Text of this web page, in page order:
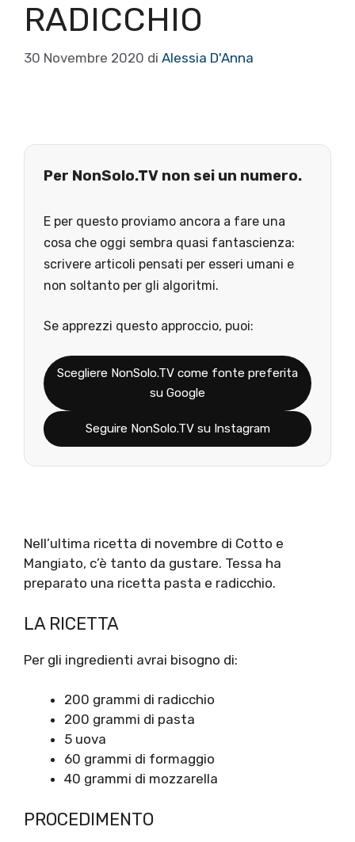
RADICCHIO
30 Novembre 2020 di Alessia D'Anna
Per NonSolo.TV non sei un numero.
E per questo proviamo ancora a fare una
cosa che oggi sembra quasi fantascienza:
scrivere articoli pensati per esseri umani e
non soltanto per gli algoritmi.
Se apprezzi questo approccio, puoi:
Scegliere NonSolo.TV come fonte preferita
su Google
Seguire NonSolo.TV su Instagram
Nell’ultima ricetta di novembre di Cotto e
Mangiato, c’è tanto da gustare. Tessa ha
preparato una ricetta pasta e radicchio.
LA RICETTA
Per gli ingredienti avrai bisogno di:
200 grammi di radicchio
200 grammi di pasta
5 uova
60 grammi di formaggio
40 grammi di mozzarella
PROCEDIMENTO